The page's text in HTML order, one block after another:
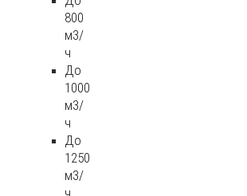
800
м3/
ч
До
1000
м3/
ч
До
1250
м3/
ч